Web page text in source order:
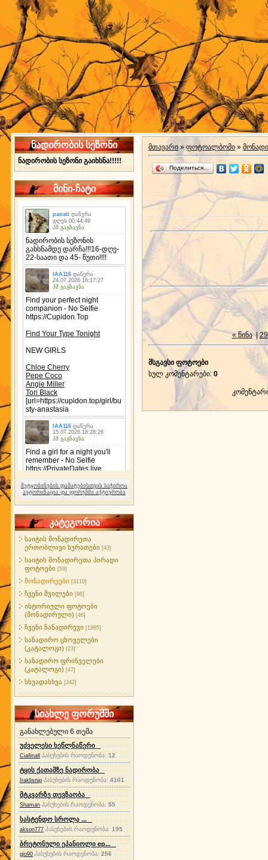
ნადირობის სეზონი
ნადირობის სეზონი გაიხსნა!!!!!
მინი-ჩატი
შეტყობინების დამატებისთვის საჭიროა
ავტორიზაცია და ფორუმში აქტიურობა
კატეგორია
საიტის მონადირეთა
ერთობლივი სურათები [43]
საიტის მონადირეთა პირადი
ფოტოები [59]
მონადირეები [3110]
ჩვენი შვილები [96]
ისტორიული ფოტოები
(მონადირული) [46]
ჩვენი ნანადირევი [1985]
სანადირო ცხოველები
(კატალოგი) [23]
სანადირო ფრინველები
(კატალოგი) [47]
სხვადასხვა [242]
სიახლე ფორუმში
განახლებული 6 თემა
უძველესი ხეწლნაწერი
Ciallinall პასუხების რაოდენობა:12
ტყის ქათამზე ნადირობა
Iraklisnip პასუხების რაოდენობა: 4101
მტკვარზე თევზაობა
Shaman პასუხების რაოდენობა:55
სასტენდო სროლა ...
akson777 პასუხების რაოდენობა:195
ბრეტონული ეპანიოლი ep...
gio90 პასუხების რაოდენობა:256
მთავარი » ფოტოალბომი »
Поделиться…
« წინა|
მსგავსი ფოტოები
სულ კომენტარები: 0